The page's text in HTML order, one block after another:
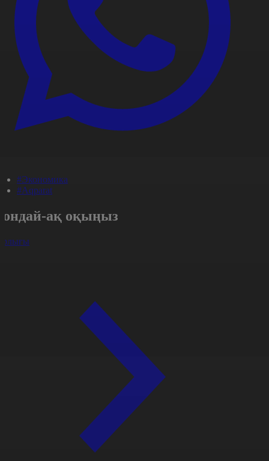
#Экономика
#Aqparat
ақ оқыңыз